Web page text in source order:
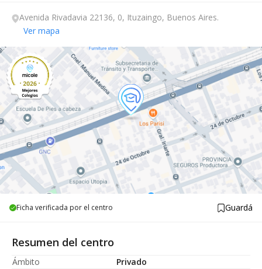
Avenida Rivadavia 22136, 0, Ituzaingo, Buenos Aires.
Ver mapa
Ficha verificada por el centro Guardá
Resumen del centro
Ámbito
Privado